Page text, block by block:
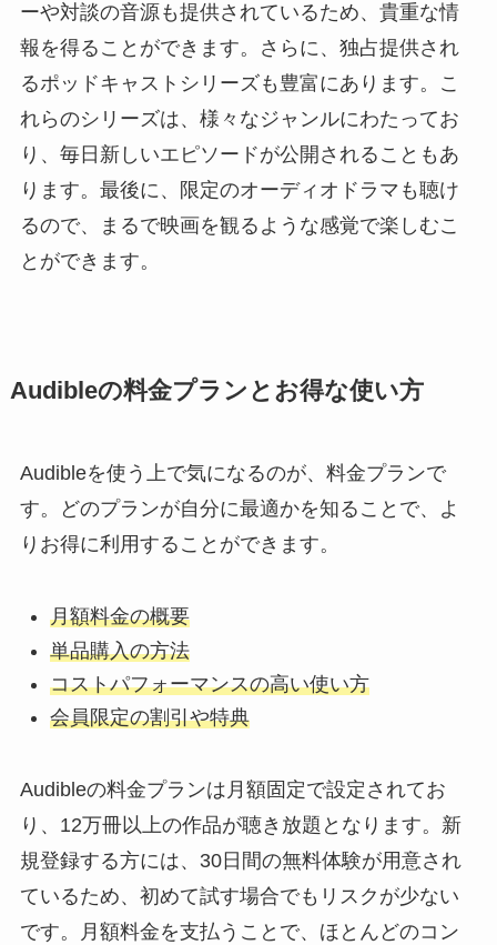
ーや対談の音源も提供されているため、貴重な情
報を得ることができます。さらに、独占提供され
るポッドキャストシリーズも豊富にあります。こ
れらのシリーズは、様々なジャンルにわたってお
り、毎日新しいエピソードが公開されることもあ
ります。最後に、限定のオーディオドラマも聴け
るので、まるで映画を観るような感覚で楽しむこ
とができます。
Audibleの料金プランとお得な使い方
Audibleを使う上で気になるのが、料金プランで
す。どのプランが自分に最適かを知ることで、よ
りお得に利用することができます。
月額料金の概要
単品購入の方法
コストパフォーマンスの高い使い方
会員限定の割引や特典
Audibleの料金プランは月額固定で設定されてお
り、12万冊以上の作品が聴き放題となります。新
規登録する方には、30日間の無料体験が用意され
ているため、初めて試す場合でもリスクが少ない
です。月額料金を支払うことで、ほとんどのコン